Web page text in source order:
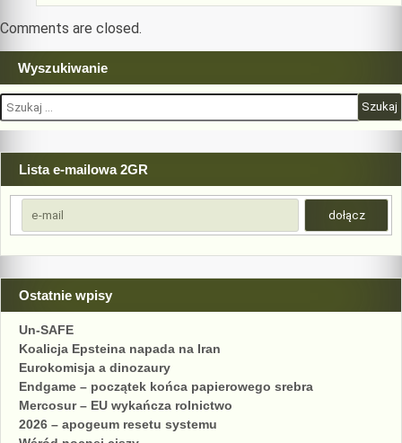
Comments are closed.
Wyszukiwanie
Szukaj:
Lista e-mailowa 2GR
Ostatnie wpisy
Un-SAFE
Koalicja Epsteina napada na Iran
Eurokomisja a dinozaury
Endgame – początek końca papierowego srebra
Mercosur – EU wykańcza rolnictwo
2026 – apogeum resetu systemu